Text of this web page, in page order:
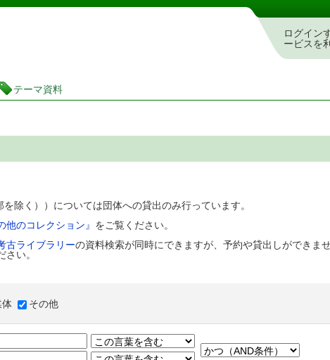
図書館 蔵書検索・予約システム
ログイン
ービスを
テーマ資料
除く））については団体への貸出のみ行っています。
他のコレクション』 をご覧ください。
古ライブラリーの資料検索が同時にできますが、予約や貸出しができませ
い。
体 その他